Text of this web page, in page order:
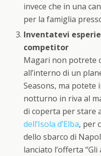
invece che in una
per la famiglia
Inventatevi
competitor
Magari non potrete
all’interno di un
Seasons, ma potete
notturno in riva al
di coperta per stare
dell’Isola d’Elba, per
dello sbarco di
lanciato l’offerta